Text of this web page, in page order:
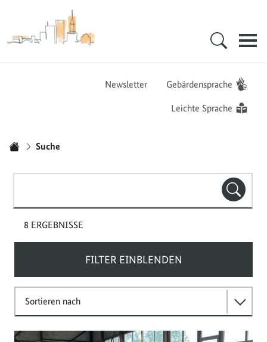
Zur Startseite - BGZ - Bundesamt für Migration und Flüchtlinge
Newsletter Gebärdensprache
Leichte Sprache
Suche
8 ERGEBNISSE
FILTER EINBLENDEN
Sortieren nach